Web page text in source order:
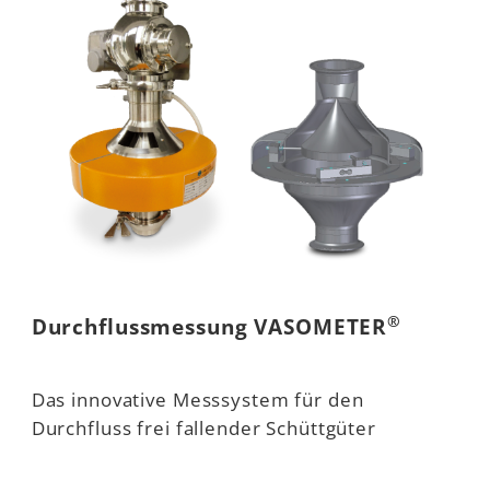
Durchflussmessung VASOMETER®
Das innovative Messsystem für den
Durchfluss frei fallender Schüttgüter